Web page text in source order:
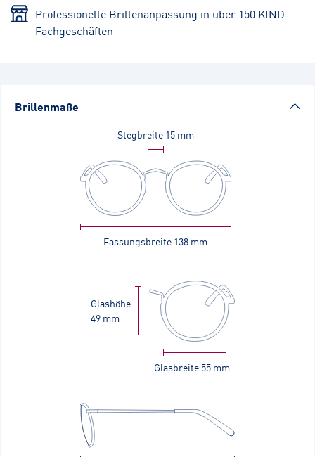
Professionelle Brillenanpassung in über 150 KIND
Fachgeschäften
Brillenmaße
Stegbreite 15 mm
Fassungsbreite 138 mm
Glasbreite 55 mm
Glashöhe
49 mm